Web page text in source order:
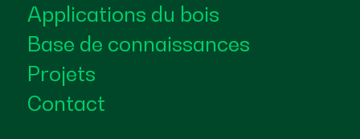
Applications du bois
Base de connaissances
Projets
Contact